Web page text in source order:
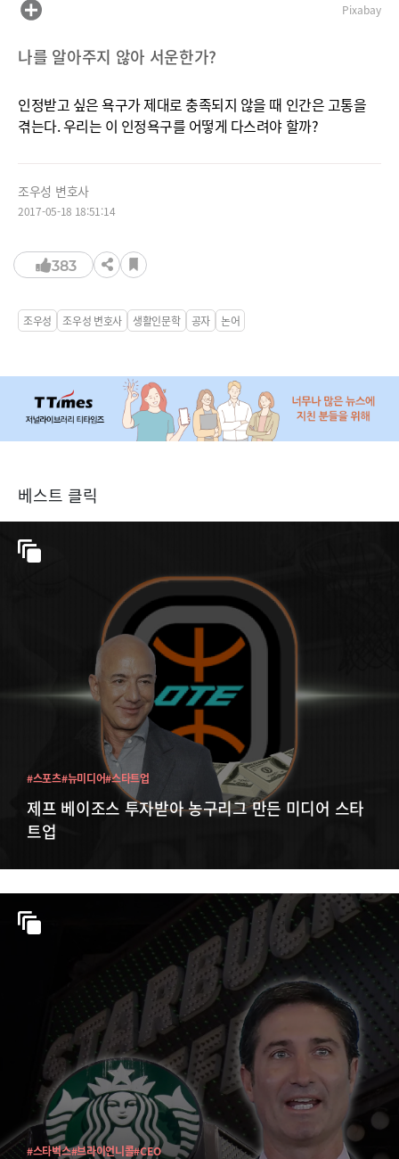
Pixabay
나를 알아주지 않아 서운한가?
인정받고 싶은 욕구가 제대로 충족되지 않을 때 인간은 고통을
겪는다. 우리는 이 인정욕구를 어떻게 다스려야 할까?
조우성 변호사
2017-05-18 18:51:14
383
조우성 조우성 변호사 생활인문학 공자 논어
베스트 클릭
제프 베이조스 투자받아 농구리그 만든 미디어 스타
트업
#스포츠#뉴미디어#스타트업
#스타벅스#브라이언니콜#CEO